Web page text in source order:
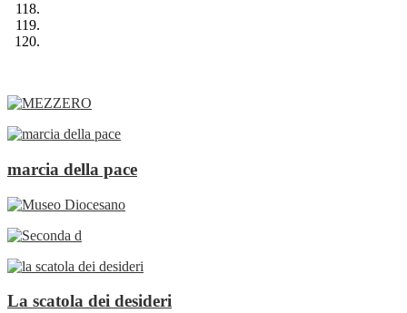
marcia della pace
La scatola dei desideri